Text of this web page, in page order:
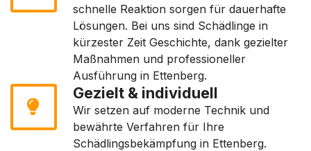
schnelle Reaktion sorgen für dauerhafte
Lösungen. Bei uns sind Schädlinge in
kürzester Zeit Geschichte, dank gezielter
Maßnahmen und professioneller
Ausführung in Ettenberg.
Gezielt & individuell
Wir setzen auf moderne Technik und
bewährte Verfahren für Ihre
Schädlingsbekämpfung in Ettenberg.